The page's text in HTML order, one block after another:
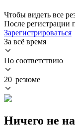
Чтобы видеть все
После регистрации
Зарегистрироваться
За всё время
По соответствию
20 резюме
Ничего не